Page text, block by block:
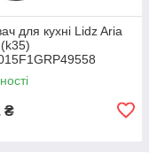
для кухні Lidz Aria
₴